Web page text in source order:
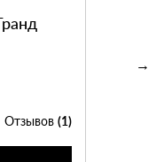
Отзывов (1)